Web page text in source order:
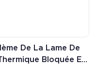
De La Lame De
Bloquée Et